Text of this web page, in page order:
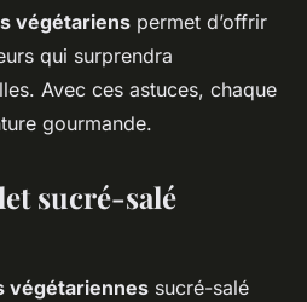
végétariens permet d’offrir
qui surprendra
Avec ces astuces, chaque
gourmande.
sucré-salé
végétariennes sucré-salé